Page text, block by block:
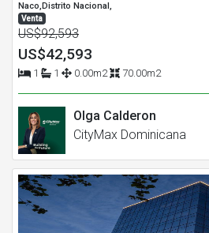
Naco,Distrito Nacional,
Venta
US$92,593
US$42,593
1 1 0.00m2 70.00m2
Olga Calderon
CityMax Dominicana